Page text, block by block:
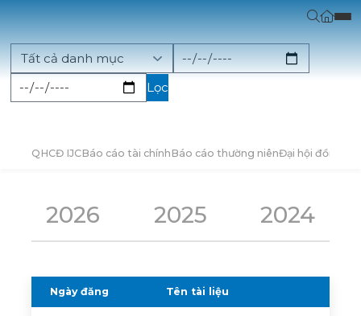
Lọc
QHCĐ IJCBáo cáo tài chính Báo cáo thường niênĐại hội đồng cổ
2026 2025 2024
Ngày đăng Tên tài liệu